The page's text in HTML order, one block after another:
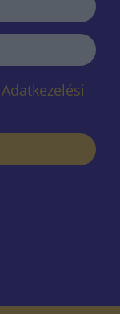
Adatkezelési